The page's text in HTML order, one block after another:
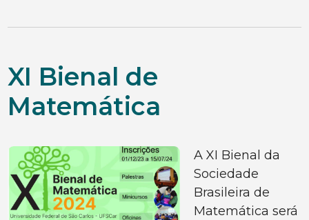
XI Bienal de
Matemática
A XI Bienal da
Sociedade
Brasileira de
Matemática será